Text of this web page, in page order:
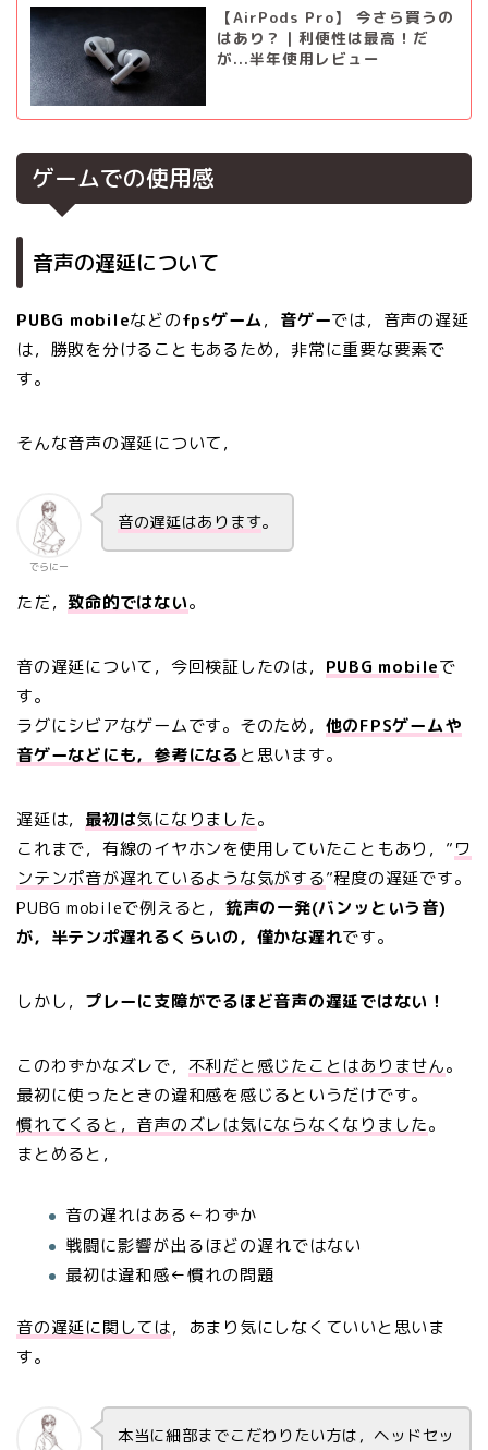
【AirPods Pro】 今さら買うの
はあり？｜利便性は最高！だ
が...半年使用レビュー
ゲームでの使用感
音声の遅延について
PUBG mobileなどのfpsゲーム， 音ゲーでは，音声の遅延
は，勝敗を分けることもあるため，非常に重要な要素で
す。
そんな音声の遅延について，
でらにー
音の遅延はあります。
ただ，致命的ではない。
音の遅延について，今回検証したのは， PUBG mobileで
す。
ラグにシビアなゲームです。そのため， 他のFPSゲームや
音ゲーなどにも，参考になると思います。
遅延は， 最初は気になりました。
これまで，有線のイヤホンを使用していたこともあり，”ワ
ンテンポ音が遅れているような気がする”程度の遅延です。
PUBG mobileで例えると， 銃声の一発(バンッという音)
が，半テンポ遅れるくらいの，僅かな遅れです。
しかし， プレーに支障がでるほど音声の遅延ではない！
このわずかなズレで， 不利だと感じたことはありません。
最初に使ったときの違和感を感じるというだけです。
慣れてくると，音声のズレは気にならなくなりました。
まとめると，
音の遅れはある←わずか
戦闘に影響が出るほどの遅れではない
最初は違和感←慣れの問題
音の遅延に関しては，あまり気にしなくていいと思いま
す。
本当に細部までこだわりたい方は，ヘッドセッ